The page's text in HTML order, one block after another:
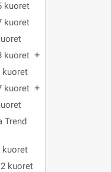
kuoret
kuoret
kuoret
add
kuoret
kuoret
add
Trend
kuoret
kuoret